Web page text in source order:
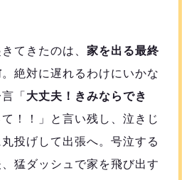
てきたのは、 家を出る最終
。絶対に遅れるわけにいかな
「 大丈夫！きみならでき
！！」と言い残し、泣きじ
投げして出張へ。号泣する
猛ダッシュで家を飛び出す